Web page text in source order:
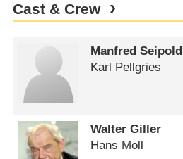
Cast & Crew
Manfred Seipold
Karl Pellgries
Walter Giller
Hans Moll